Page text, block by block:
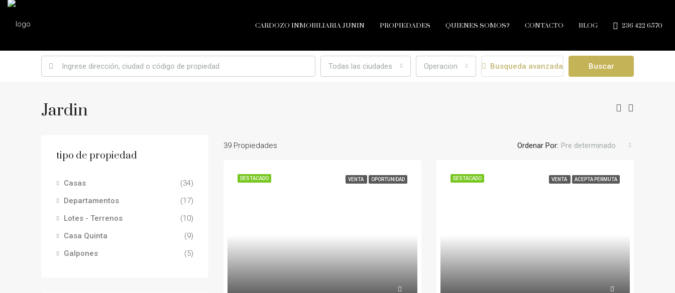
CARDOZO INMOBILIARIA JUNIN PROPIEDADES QUIENES SOMOS? CONTACTO BLOG 236 422 6570
Todas las ciudades Operacion Busqueda avanzada Buscar
Jardin
39 Propiedades Ordenar Por: Pre determinado
DESTACADO VENTA OPORTUNIDAD DESTACADO VENTA ACEPTA PERMUTA
tipo de propiedad
Casas
(34)
Departamentos
(17)
Lotes - Terrenos
(10)
Casa Quinta
(9)
Galpones
(5)